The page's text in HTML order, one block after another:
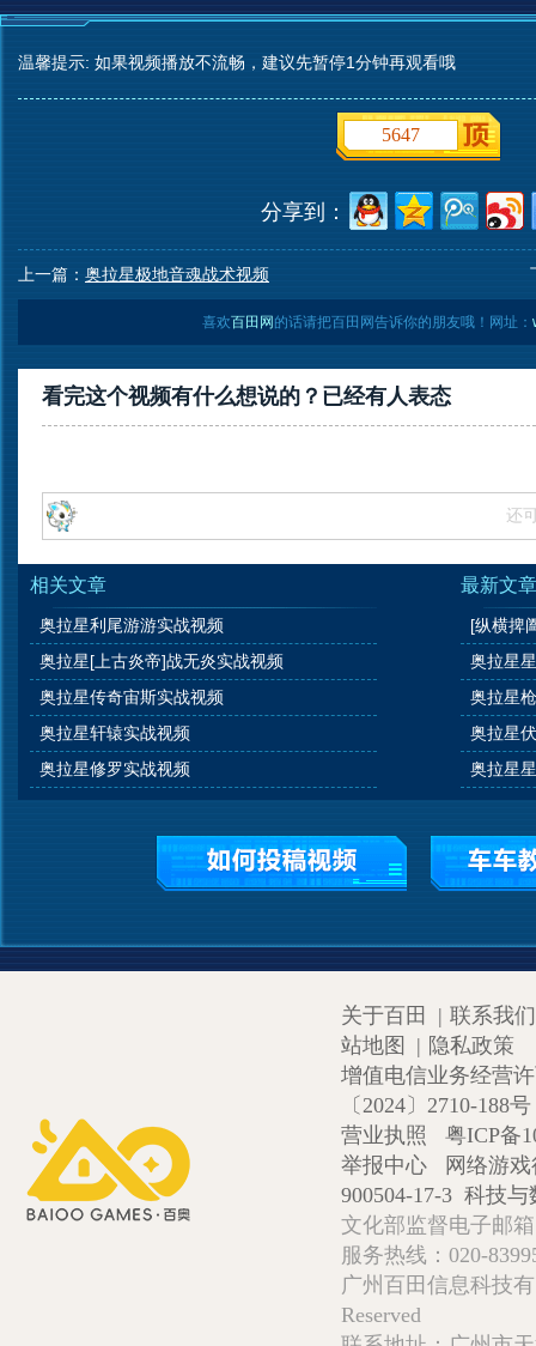
温馨提示: 如果视频播放不流畅，建议先暂停1分钟再观看哦
5647
分享到：
上一篇： 奥拉星极地音魂战术视频
喜欢百田网 的话请把百田网告诉你的朋友哦！网址：
看完这个视频有什么想说的？已经有人表态
还
相关文章
奥拉星利尾游游实战视频
奥拉星[上古炎帝]战无炎实战视频
奥拉星传奇宙斯实战视频
奥拉星轩辕实战视频
奥拉星修罗实战视频
最新文章
[纵横捭
奥拉星
奥拉星
奥拉星
奥拉星
关于百田 | 联系我们
站地图
| 隐私政策
增值电信业务经营
〔2024〕2710-188号
营业执照
粤ICP备
举报中心
网络游
900504-17-3 科技与
文化部监督电子邮
服务热线：020-
广州百田信息科技
Reserved